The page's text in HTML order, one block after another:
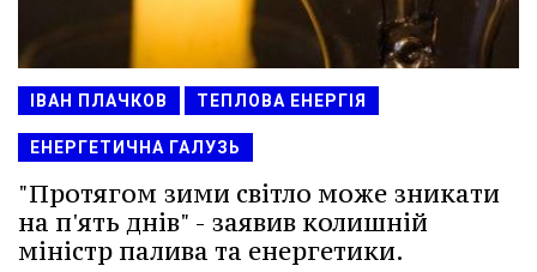
ІВАН ПЛАЧКОВ ТЕПЛОВА ЕНЕРГІЯ
ЕНЕРГЕТИЧНА ГАЛУЗЬ
"Протягом зими світло може зникати
на п'ять днів" - заявив колишній
міністр палива та енергетики.